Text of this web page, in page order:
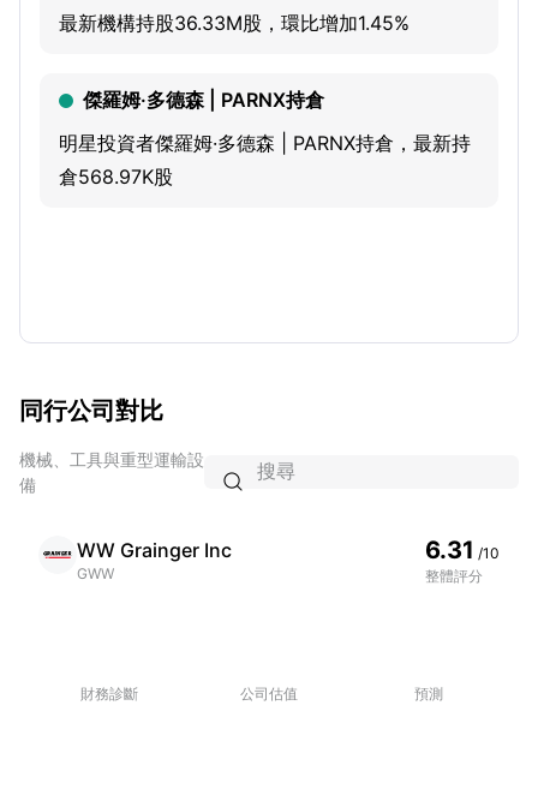
and security, material handling and storage, pumps and
metalworking and hand tools.
最新機構持股36.33M股，環比增加1.45%
傑羅姆·多德森 | PARNX持倉
明星投資者傑羅姆·多德森 | PARNX持倉，最新持
倉568.97K股
同行公司對比
機械、工具與重型運輸設
備

WW Grainger Inc
GWW
6.31 /10
整體評分
財務診斷 公司估值 預測